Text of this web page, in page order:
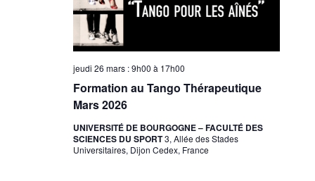
vues
Formation au Tango Thérapeutique
Mars 2026
jeudi 26 mars : 9h00 à 17h00
UNIVERSITÉ DE BOURGOGNE – FACULTÉ DES
SCIENCES DU SPORT3, Allée des Stades
Universitaires, Dijon Cedex, France